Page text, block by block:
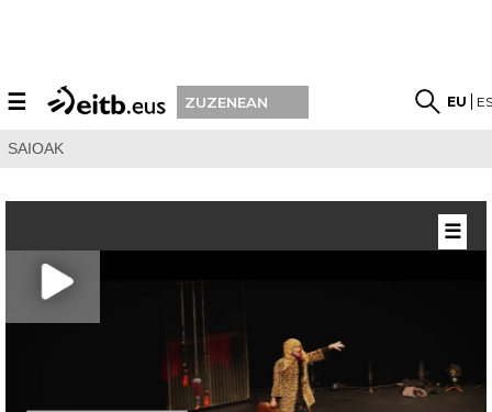
☰ ZUZENEAN EU
SAIOAK
☰